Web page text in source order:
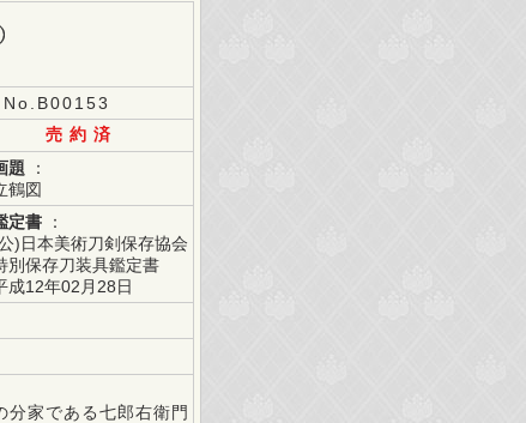
No.B00153
売 約 済
題 ：
鶴図
定書 ：
)日本美術刀剣保存協会
別保存刀装具鑑定書
成12年02月28日
家である七郎右衛門